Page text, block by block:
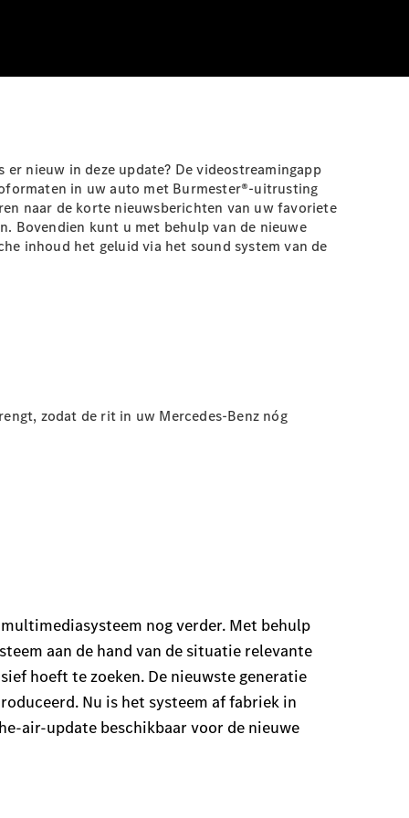
nieuw in deze update? De videostreamingapp
in uw auto met Burmester®-uitrusting
naar de korte nieuwsberichten van uw favoriete
Bovendien kunt u met behulp van de nieuwe
inhoud het geluid via het sound system van de
zodat de rit in uw Mercedes-Benz nóg